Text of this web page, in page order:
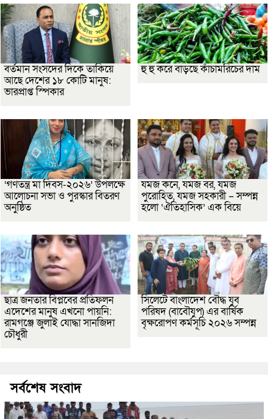
বর্তমান সংসদের দিকে তাকিয়ে
আছে দেশের ১৮ কোটি মানুষ:
ভারপ্রাপ্ত স্পিকার
হু হু করে বাড়ছে কাঁচামরিচের দাম
‘গণতন্ত্র মা দিবস-২০২৬’ উপলক্ষে
আলোচনা সভা ও পুরস্কার বিতরণ
অনুষ্ঠিত
যমজ কনে, যমজ বর, যমজ
পুরোহিত, যমজ সহকারী – সম্পন্ন
হলো ‘ঐতিহাসিক’ এক বিয়ে
ছাত্র জনতার বিপ্লবের প্রতিফলন
এদেশের মানুষ এখনো পায়নি:
রামগঞ্জে জুলাই যোদ্ধা সানজিদা
চৌধুরী
সিলেটে বাংলাদেশ বৌদ্ধ যুব
পরিষদ (বাবৌযুপ) এর বার্ষিক
বৃক্ষরোপণ কর্মসূচি ২০২৬ সম্পন্ন
সর্বশেষ সংবাদ